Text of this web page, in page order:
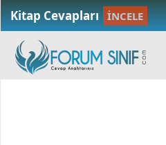
Kitap Cevapları İNCELE